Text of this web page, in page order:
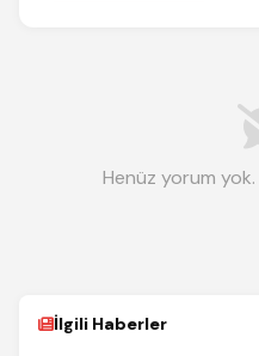
Henüz yorum
İlgili Haberler